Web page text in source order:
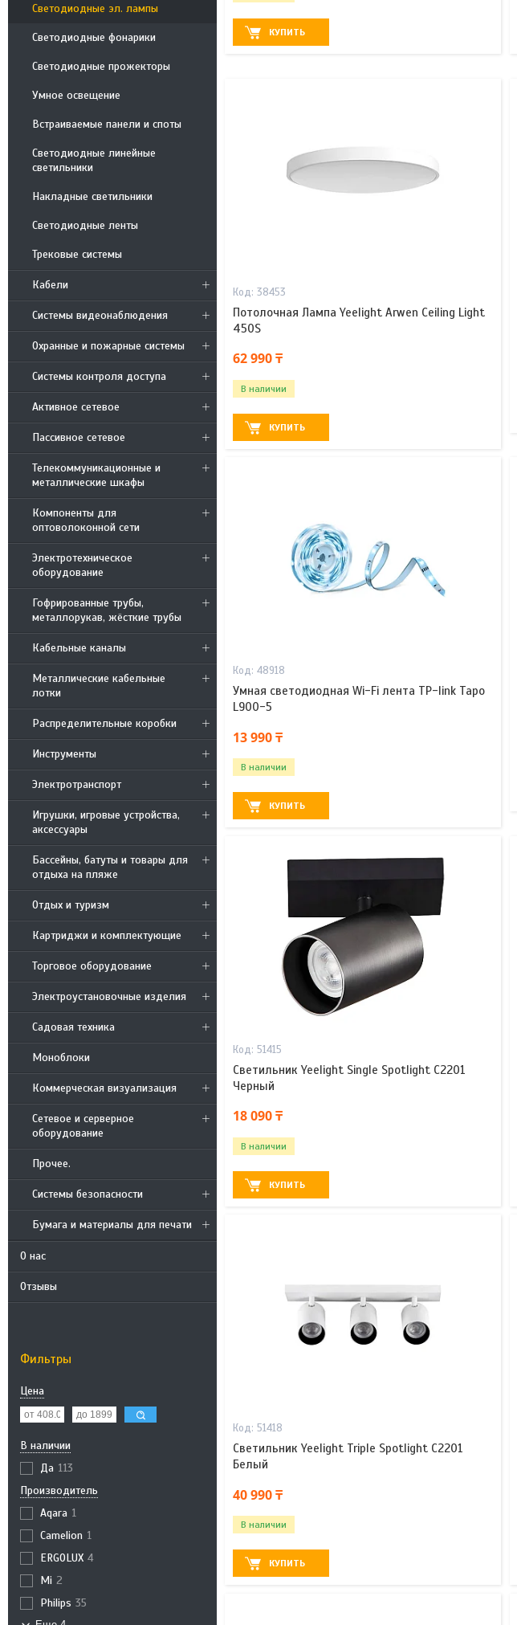
Светодиодные эл. лампы
Светодиодные фонарики
Светодиодные прожекторы
Умное освещение
Встраиваемые панели и споты
Светодиодные линейные
светильники
Накладные светильники
Светодиодные ленты
Трековые системы
Кабели
Системы видеонаблюдения
Охранные и пожарные системы
Системы контроля доступа
Активное сетевое
Пассивное сетевое
Телекоммуникационные и
металлические шкафы
Компоненты для
оптоволоконной сети
Электротехническое
оборудование
Гофрированные трубы,
металлорукав, жёсткие трубы
Кабельные каналы
Металлические кабельные
лотки
Распределительные коробки
Инструменты
Электротранспорт
Игрушки, игровые устройства,
аксессуары
Бассейны, батуты и товары для
отдыха на пляже
Отдых и туризм
Картриджи и комплектующие
Торговое оборудование
Электроустановочные изделия
Садовая техника
Моноблоки
Коммерческая визуализация
Сетевое и серверное
оборудование
Прочее.
Системы безопасности
Бумага и материалы для печати
О нас
Отзывы
Фильтры
Цена
В наличии
Да 113
Производитель
Aqara 1
Camelion 1
ERGOLUX 4
Mi 2
Philips 35
КУПИТЬ
38453
Потолочная Лампа Yeelight Arwen Ceiling Light
450S
62 990 ₸
В наличии
КУПИТЬ
48918
Умная светодиодная Wi-Fi лента TP-link Tapo
L900-5
13 990 ₸
В наличии
КУПИТЬ
51415
Светильник Yeelight Single Spotlight C2201
Черный
18 090 ₸
В наличии
КУПИТЬ
51418
Светильник Yeelight Triple Spotlight C2201
Белый
40 990 ₸
В наличии
КУПИТЬ